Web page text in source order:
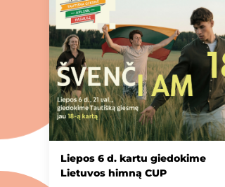
Liepos 6 d. kartu giedokime
Lietuvos himną CUP